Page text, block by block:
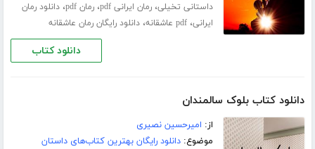
داستانی تخیلی،رمان ایرانی pdf ،رمان pdf ،دانلود رمان
ایرانی،pdf عاشقانه ،دانلود رایگان رمان عاشقانه
دانلود کتاب
دانلود کتاب بلوک سالمندان
از: امیرحسین نصیری
موضوع:دانلود رایگان بهترین کتاب‌های داستان